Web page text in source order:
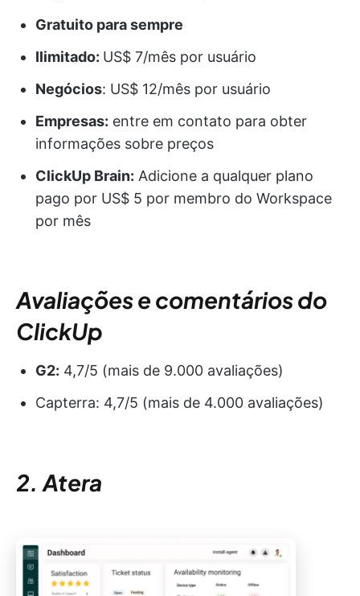
Gratuito para sempre
Ilimitado: US$ 7/mês por usuário
Negócios: US$ 12/mês por usuário
Empresas: entre em contato para obter
informações sobre preços
ClickUp Brain: Adicione a qualquer plano
pago por US$ 5 por membro do Workspace
por mês
Avaliações e comentários do
ClickUp
G2: 4,7/5 (mais de 9.000 avaliações)
Capterra: 4,7/5 (mais de 4.000 avaliações)
2. Atera